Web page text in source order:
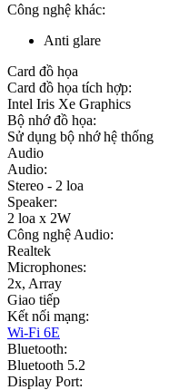
Công nghệ khác:
Anti glare
Card đồ họa
Card đồ họa tích hợp:
Intel Iris Xe Graphics
Bộ nhớ đồ họa:
Sử dụng bộ nhớ hệ thống
Audio
Audio:
Stereo - 2 loa
Speaker:
2 loa x 2W
Công nghệ Audio:
Realtek
Microphones:
2x, Array
Giao tiếp
Kết nối mạng:
Wi-Fi 6E
Bluetooth:
Bluetooth 5.2
Display Port: